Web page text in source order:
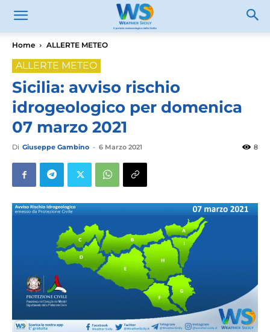
Home ALLERTE METEO
ALLERTE METEO
Sicilia: avviso rischio
idrogeologico per domenica
07 marzo 2021
Di Giuseppe Gambino - 6 Marzo 2021 8